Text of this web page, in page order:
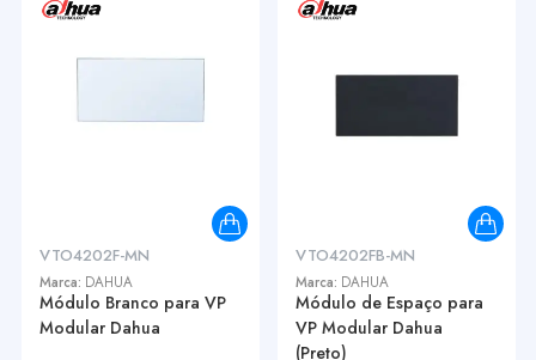
VTO4202F-MN
Marca: DAHUA
Módulo Branco para VP
Modular Dahua
VTO4202FB-MN
Marca: DAHUA
Módulo de Espaço para
VP Modular Dahua
(Preto)